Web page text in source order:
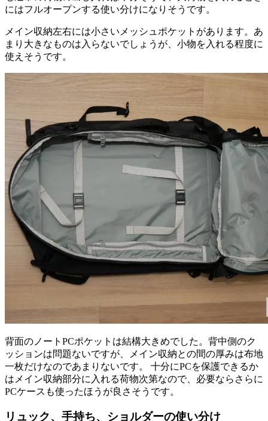
にはフルオープンする使い分けになりそうです。
メイン収納左右には小さいメッシュポケットがあります。あ
まり大きなものは入らないでしょうが、小物を入れる程度に
使えそうです。
背面のノートPCポケットは結構大きめでした。背中側のク
ッションは問題ないですが、メイン収納との間の厚みは布地
一枚だけなのであまりないです。 十分にPCを保護できるか
はメイン収納部分に入れる荷物次第なので、必要ならさらに
PCケースも使ったほうが良さそうです。
リュック、手持ち、ショルダーの使い分け